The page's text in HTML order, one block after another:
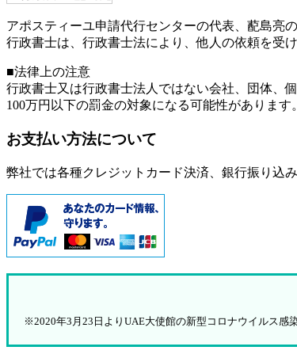
アポスティーユ申請代行センターの代表、蓜島亮
行政書士は、行政書士法により、他人の依頼を受
■法律上の注意
行政書士又は行政書士法人ではない会社、団体、
100万円以下の罰金の対象になる可能性があります。
お支払い方法について
弊社では各種クレジットカード決済、銀行振り込
※2020年3月23日よりUAE大使館の新型コロナウイルス感